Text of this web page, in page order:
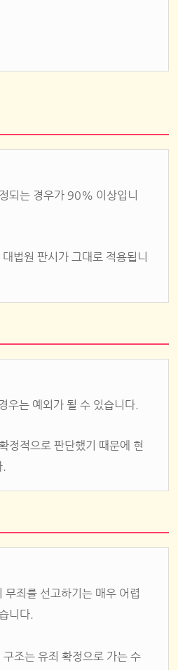
되는 경우가 90% 이상입니
법원 판시가 그대로 적용됩니
우는 예외가 될 수 있습니다.
정적으로 판단했기 때문에 현
죄를 선고하기는 매우 어렵
니다.
조는 유죄 확정으로 가는 수